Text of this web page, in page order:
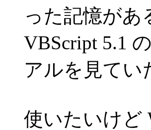
った記憶があ
VBScript 5.1
アルを見てい
使いたいけど